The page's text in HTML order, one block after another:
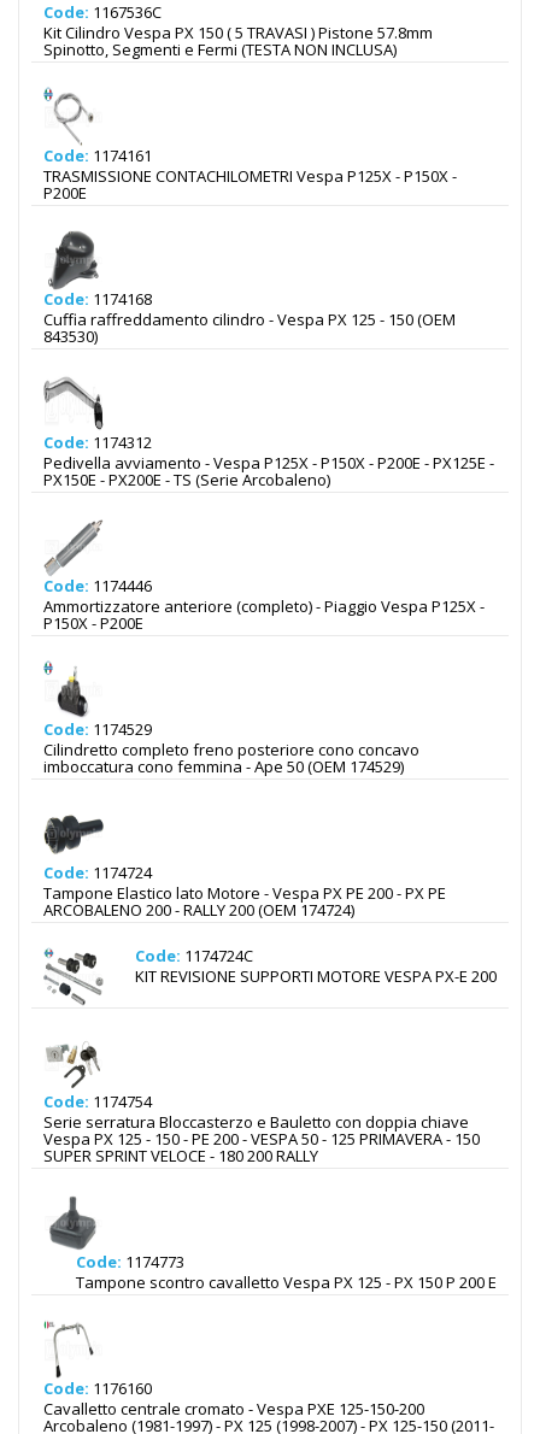
Code: 1167536C
Kit Cilindro Vespa PX 150 ( 5 TRAVASI ) Pistone 57.8mm
Spinotto, Segmenti e Fermi (TESTA NON INCLUSA)
Code: 1174161
TRASMISSIONE CONTACHILOMETRI Vespa P125X - P150X -
P200E
Code: 1174168
Cuffia raffreddamento cilindro - Vespa PX 125 - 150 (OEM
843530)
Code: 1174312
Pedivella avviamento - Vespa P125X - P150X - P200E - PX125E -
PX150E - PX200E - TS (Serie Arcobaleno)
Code: 1174446
Ammortizzatore anteriore (completo) - Piaggio Vespa P125X -
P150X - P200E
Code: 1174529
Cilindretto completo freno posteriore cono concavo
imboccatura cono femmina - Ape 50 (OEM 174529)
Code: 1174724
Tampone Elastico lato Motore - Vespa PX PE 200 - PX PE
ARCOBALENO 200 - RALLY 200 (OEM 174724)
Code: 1174724C
KIT REVISIONE SUPPORTI MOTORE VESPA PX-E 200
Code: 1174754
Serie serratura Bloccasterzo e Bauletto con doppia chiave
Vespa PX 125 - 150 - PE 200 - VESPA 50 - 125 PRIMAVERA - 150
SUPER SPRINT VELOCE - 180 200 RALLY
Code: 1174773
Tampone scontro cavalletto Vespa PX 125 - PX 150 P 200 E
Code: 1176160
Cavalletto centrale cromato - Vespa PXE 125-150-200
Arcobaleno (1981-1997) - PX 125 (1998-2007) - PX 125-150 (2011-